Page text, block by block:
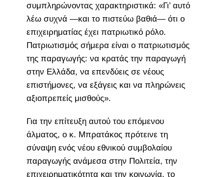
συμπληρώνοντας χαρακτηριστικά: «Γι’ αυτό
λέω συχνά —και το πιστεύω βαθιά— ότι ο
επιχειρηματίας έχει πατριωτικό ρόλο.
Πατριωτισμός σήμερα είναι ο πατριωτισμός
της παραγωγής: να κρατάς την παραγωγή
στην Ελλάδα, να επενδύεις σε νέους
επιστήμονες, να εξάγεις και να πληρώνεις
αξιοπρεπείς μισθούς».
Για την επίτευξη αυτού του επόμενου
άλματος, ο κ. Μπρατάκος πρότεινε τη
σύναψη ενός νέου εθνικού συμβολαίου
παραγωγής ανάμεσα στην Πολιτεία, την
επιχειρηματικότητα και την κοινωνία, το